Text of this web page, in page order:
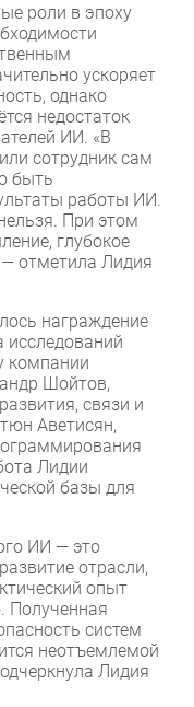
роли в эпоху
ускоряет
однако
недостаток
ИИ. «В
сотрудник сам
быть
работы ИИ.
При этом
глубокое
отметила Лидия
награждение
исследований
компании
Шойтов,
связи и
Аветисян,
Лидии
базы для
ИИ — это
отрасли,
опыт
Полученная
систем
неотъемлемой
Лидия